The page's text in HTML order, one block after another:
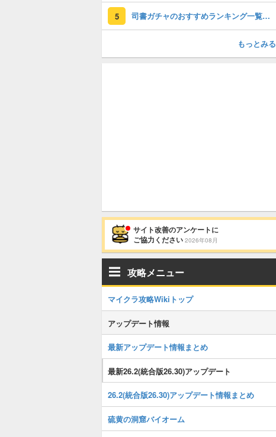
5 司書ガチャのおすすめランキング一覧・簡単なやり方
もっとみる
サイト改善のアンケートに
ご協力ください 2026年08月
攻略メニュー
マイクラ攻略Wikiトップ
アップデート情報
最新アップデート情報まとめ
最新26.2(統合版26.30)アップデート
26.2(統合版26.30)アップデート情報まとめ
硫黄の洞窟バイオーム